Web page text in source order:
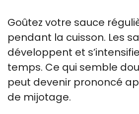
Goûtez votre sauce
pendant la cuisson. Les
développent et
temps. Ce qui semble
peut devenir prononcé
de mijotage.